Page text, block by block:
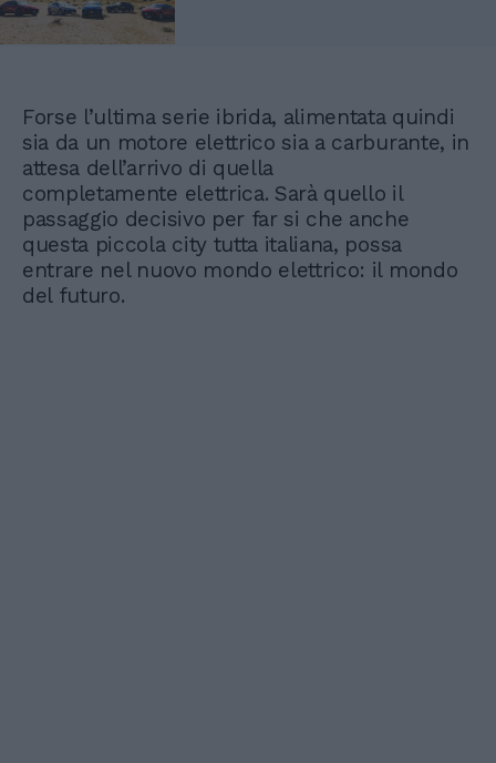
Forse l’ultima serie ibrida, alimentata quindi
sia da un motore elettrico sia a carburante, in
attesa dell’arrivo di quella
completamente elettrica. Sarà quello il
passaggio decisivo per far si che anche
questa piccola city tutta italiana, possa
entrare nel nuovo mondo elettrico: il mondo
del futuro.